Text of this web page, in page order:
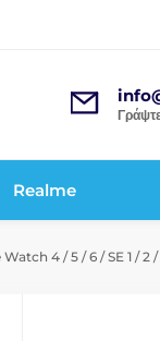
Realme
4 / 5 / 6 / SE 1 / 2 /